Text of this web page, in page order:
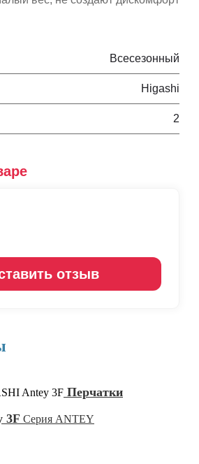
Всесезонный
Higashi
2
отзыв
Перчатки
3F Серия ANTEY